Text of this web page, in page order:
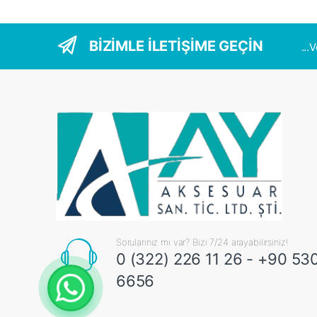
BİZİMLE İLETİŞİME GEÇİN
Sorularınız mı var? Bizi 7/24 arayabilirsiniz!
0 (322) 226 11 26 - +90
6656